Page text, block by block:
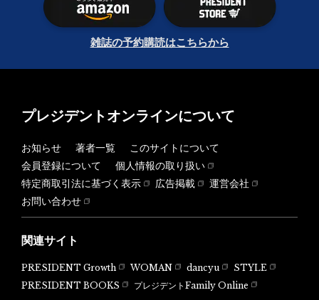
雑誌の予約購読はこちらから
プレジデントオンラインについて
お知らせ 著者一覧
このサイトについて
会員登録について
個人情報の取り扱い
特定商取引法に基づく表示
広告掲載
運営会社
お問い合わせ
関連サイト
PRESIDENT Growth WOMAN dancyu
STYLE
PRESIDENT BOOKS
プレジデントFamily Online